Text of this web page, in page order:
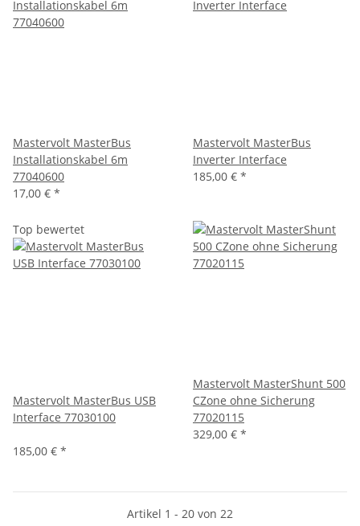
Mastervolt MasterBus
Installationskabel 6m
77040600
17,00 € *
Mastervolt MasterBus
Inverter Interface
185,00 € *
Top bewertet
Mastervolt MasterBus USB
Interface 77030100
185,00 € *
Mastervolt MasterShunt 500
CZone ohne Sicherung
77020115
329,00 € *
Artikel 1 - 20 von 22